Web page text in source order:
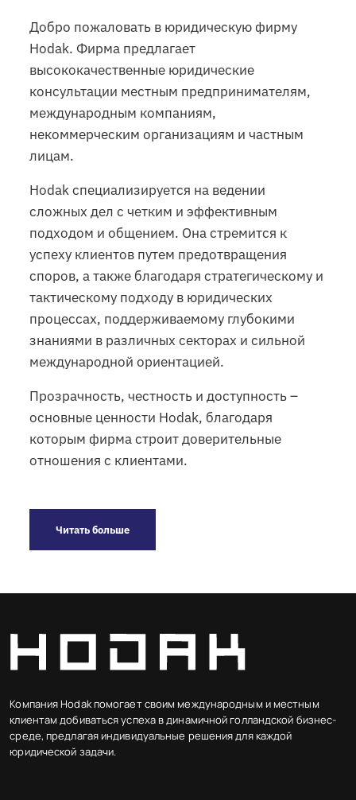
Добро пожаловать в юридическую фирму
Hodak. Фирма предлагает
высококачественные юридические
консультации местным предпринимателям,
международным компаниям,
некоммерческим организациям и частным
лицам.
Hodak специализируется на ведении
сложных дел с четким и эффективным
подходом и общением. Она стремится к
успеху клиентов путем предотвращения
споров, а также благодаря стратегическому и
тактическому подходу в юридических
процессах, поддерживаемому глубокими
знаниями в различных секторах и сильной
международной ориентацией.
Прозрачность, честность и доступность –
основные ценности Hodak, благодаря
которым фирма строит доверительные
отношения с клиентами.
Читать больше
Компания Hodak помогает своим международным и местным
клиентам добиваться успеха в динамичной голландской бизнес-
среде, предлагая индивидуальные решения для каждой
юридической задачи.